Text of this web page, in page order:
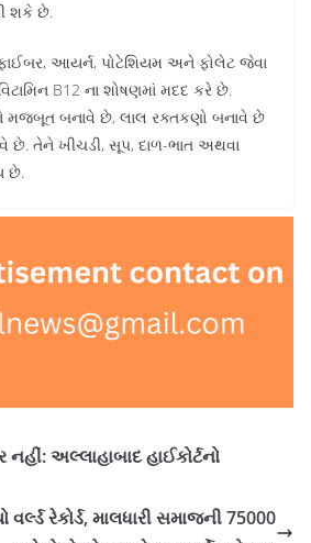
શકે છે.
ફાઈબર, આયર્ન, પોટેશિયમ અને ફોલેટ જેવા
B12 ના શોષણમાં મદદ કરે છે.
મજબૂત બનાવે છે, લાલ રક્તકણો બનાવે છે
છે. તેને ખીચડી, સૂપ, દાળ-ભાત અથવા
છે.
અલ્લાહાબાદ હાઈકોર્ટનો
રેકોર્ડ, માલધારી સમાજની 75000